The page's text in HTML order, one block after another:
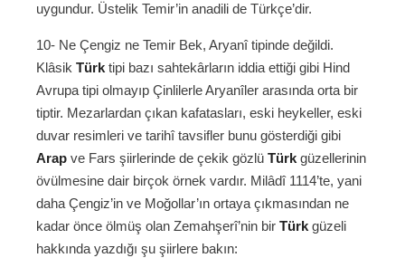
uygundur. Üstelik Temir’in anadili de Türkçe’dir.
10- Ne Çengiz ne Temir Bek, Aryanî tipinde değildi.
Klâsik Türk tipi bazı sahtekârların iddia ettiği gibi Hind
Avrupa tipi olmayıp Çinlilerle Aryanîler arasında orta bir
tiptir. Mezarlardan çıkan kafatasları, eski heykeller, eski
duvar resimleri ve tarihî tavsifler bunu gösterdiği gibi
Arap ve Fars şiirlerinde de çekik gözlü Türk güzellerinin
övülmesine dair birçok örnek vardır. Milâdî 1114’te, yani
daha Çengiz’in ve Moğollar’ın ortaya çıkmasından ne
kadar önce ölmüş olan Zemahşerî’nin bir Türk güzeli
hakkında yazdığı şu şiirlere bakın: